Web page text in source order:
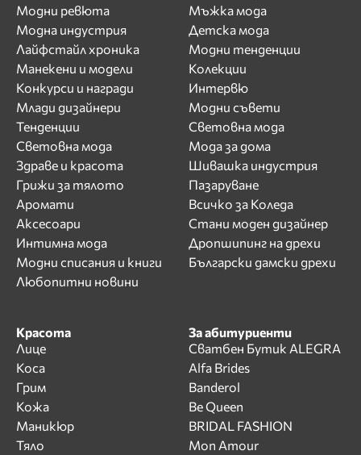
Модни ревюта
Модна индустрия
Лайфстайл хроника
Манекени и модели
Конкурси и награди
Млади дизайнери
Тенденции
Световна мода
Здраве и красота
Грижи за тялото
Аромати
Аксесоари
Интимна мода
Модни списания и книги
Любопитни новини
Мъжка мода
Детска мода
Модни тенденции
Колекции
Интервю
Модни съвети
Световна мода
Мода за дома
Шивашка индустрия
Пазаруване
Всичко за Коледа
Стани моден дизайнер
Дропшипинг на дрехи
Български дамски дрехи
Красота
Лице
Коса
Грим
Кожа
Маникюр
Тяло
За абитуриенти
Сватбен Бутик ALEGRA
Alfa Brides
Banderol
Be Queen
BRIDAL FASHION
Mon Amour